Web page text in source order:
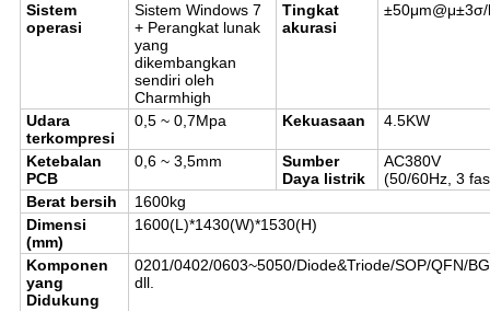
Sistem
operasi
Sistem Windows 7
+ Perangkat lunak
yang
dikembangkan
sendiri oleh
Charmhigh
Tingkat
akurasi
Udara
terkompresi
0,5 ~ 0,7Mpa Kekuasaan 4.5KW
Ketebalan
PCB
0,6 ~ 3,5mm
Sumber
Daya listrik
AC380V
(50/60Hz, 3
Berat bersih
1600kg
Dimensi
(mm)
1600(L)*1430(W)*1530(H)
Komponen
yang
Didukung
0201/0402/0603~5050/Diode&Triode/SOP/QFN/
dll.